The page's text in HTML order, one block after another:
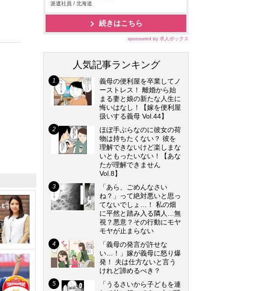
派遣社員 / 北海道
続きはこちら
sponsored by 求人ボックス
人気記事ランキング
義母の便利屋を卒業してノ
ーストレス！ 離婚から始
まる妻と娘の新たな人生に
悔いはなし！【嫁を便利屋
扱いする義母 Vol.44】
ほぼ手ぶらなのに彼女の荷
物は持ちたくない？ 彼を
理解できないけど楽しまな
いともったいない！【あな
たが理解できません
Vol.8】
「あら、ごめんなさい
ね？」って絶対悪いと思っ
てないでしょ…！ 私の畑
に平然と踏み入る隣人…無
視？悪意？その行動にモヤ
モヤが止まらない
「義母の発言が許せな
い…！」嫁が義母に怒り爆
発！ 夫は仕方ないと言う
けれど諦めるべき？
「うるさいから子どもを連